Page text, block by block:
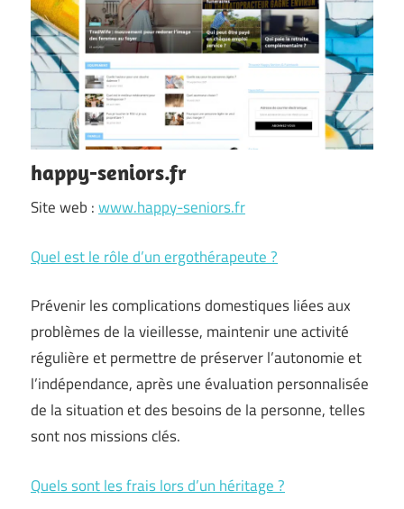
happy-seniors.fr
Site web :www.happy-seniors.fr
Quel est le rôle d’un ergothérapeute ?
Prévenir les complications domestiques liées aux
problèmes de la vieillesse, maintenir une activité
régulière et permettre de préserver l’autonomie et
l’indépendance, après une évaluation personnalisée
de la situation et des besoins de la personne, telles
sont nos missions clés.
Quels sont les frais lors d’un héritage ?